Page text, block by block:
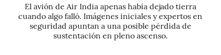
El avión de Air India apenas había dejado tierra
cuando algo falló. Imágenes iniciales y expertos en
seguridad apuntan a una posible pérdida de
sustentación en pleno ascenso.